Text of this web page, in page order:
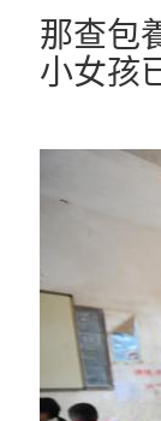
那查包
小女孩